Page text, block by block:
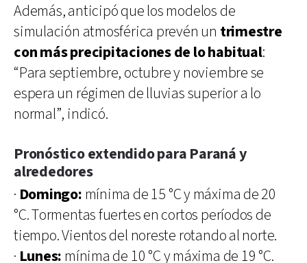
Además, anticipó que los modelos de
simulación atmosférica prevén un trimestre
con más precipitaciones de lo habitual:
“Para septiembre, octubre y noviembre se
espera un régimen de lluvias superior a lo
normal”, indicó.
Pronóstico extendido para Paraná y
alrededores
· Domingo: mínima de 15 °C y máxima de 20
°C. Tormentas fuertes en cortos períodos de
tiempo. Vientos del noreste rotando al norte.
· Lunes: mínima de 10 °C y máxima de 19 °C.